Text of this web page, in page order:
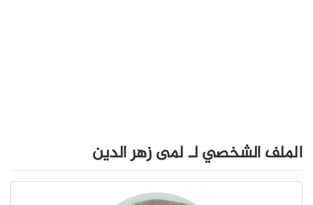
الملف الشخصي لـ لمى زهر الدين